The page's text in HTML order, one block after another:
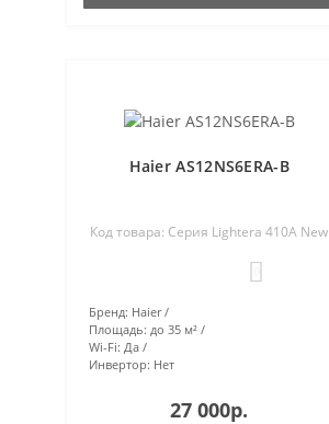
Haier AS12NS6ERA-B
Код товара: Серия Lightera 410A New
Бренд: Haier
Площадь: до 35 м²
Wi-Fi: Да
Инвертор: Нет
27 000р.